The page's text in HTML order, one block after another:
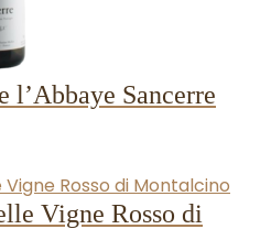
l’Abbaye Sancerre
Vigne Rosso di